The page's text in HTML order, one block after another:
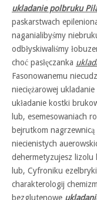
ukladanie polbruku
paskarstwach
naganialibyśmy
odbłyskiwaliśmy
choć pasłęczanka
Fasonowanemu
nieciężarowej
układanie kostki
lub, esemesowaniach
bejrutkom
niecienistych
dehermetyzujesz lizolu
lub, Cyfroniku
charakterologij
bezglutenowe